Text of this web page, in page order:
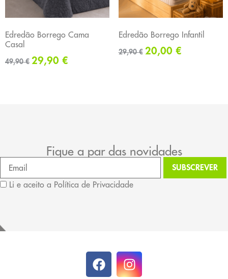
Edredão Borrego Cama
Casal
49,90€ 29,90 €
Edredão Borrego Infantil
29,90€ 20,00 €
Fique a par das novidades
Li e aceito a Política de Privacidade